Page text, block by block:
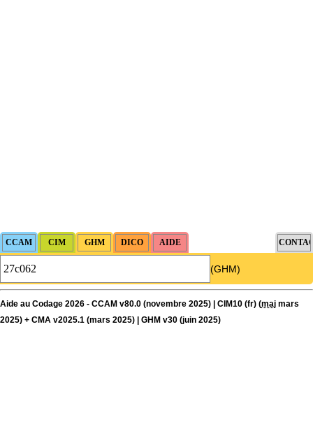
(GHM)
Aide au Codage 2026 - CCAM v80.0 (novembre 2025) | CIM10 (fr) (maj mars
2025) + CMA v2025.1 (mars 2025) | GHM v30 (juin 2025)